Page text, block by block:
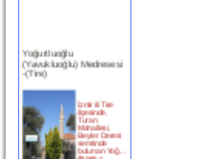
(Yavukluoğlu) Medresesi
-(Tire)
ilçesinde,
Turan
Mahallesi,
Beyler Deresi
semtinde
bulunan Yoğ...
devam »